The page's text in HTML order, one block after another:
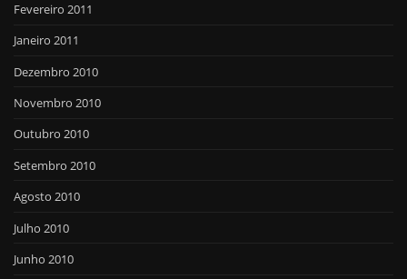
Fevereiro 2011
Janeiro 2011
Dezembro 2010
Novembro 2010
Outubro 2010
Setembro 2010
Agosto 2010
Julho 2010
Junho 2010